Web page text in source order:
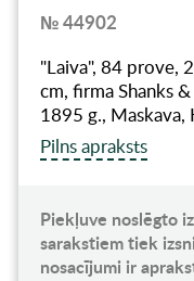
№ 44902
"Laiva", 84 prove,
cm, firma Shanks
1895 g., Maskava,
Pilns apraksts
Piekļuve noslēgto
sarakstiem tiek
nosacījumi ir